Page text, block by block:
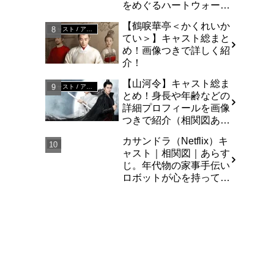
をめぐるハートウォーミ
【鶴唳華亭＜かくれいか
てい＞】キャスト総まと
め！画像つきで詳しく紹
介！
【山河令】キャスト総ま
とめ！身長や年齢などの
詳細プロフィールを画像
つきで紹介（相関図あ
SF
カサンドラ（Netflix）キ
ャスト｜相関図｜あらす
じ。年代物の家事手伝い
ロボットが心を持って暴